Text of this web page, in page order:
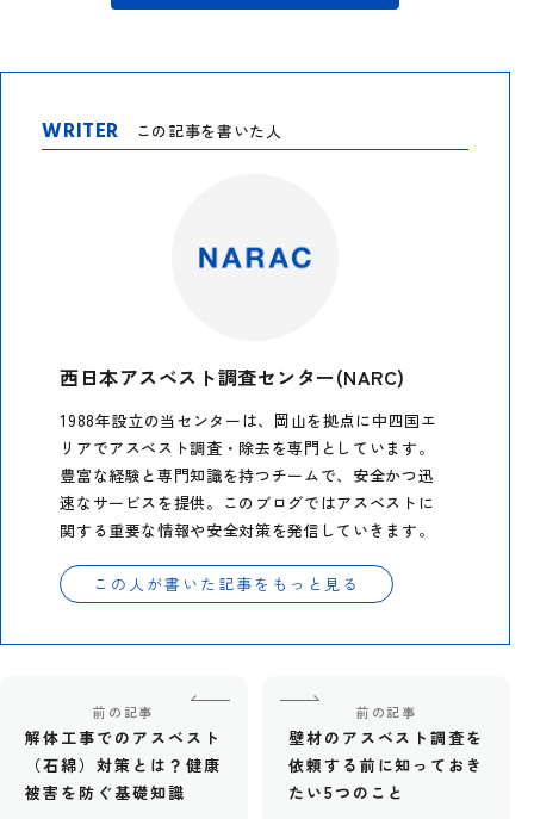
WRITER この記事を書いた人
西日本アスベスト調査センター(NARC)
1988年設立の当センターは、岡山を拠点に中四国エ
リアでアスベスト調査・除去を専門としています。
豊富な経験と専門知識を持つチームで、安全かつ迅
速なサービスを提供。このブログではアスベストに
関する重要な情報や安全対策を発信していきます。
この人が書いた記事をもっと見る
前の記事
解体工事でのアスベスト
（石綿）対策とは？健康
被害を防ぐ基礎知識
前の記事
壁材のアスベスト調査を
依頼する前に知っておき
たい5つのこと